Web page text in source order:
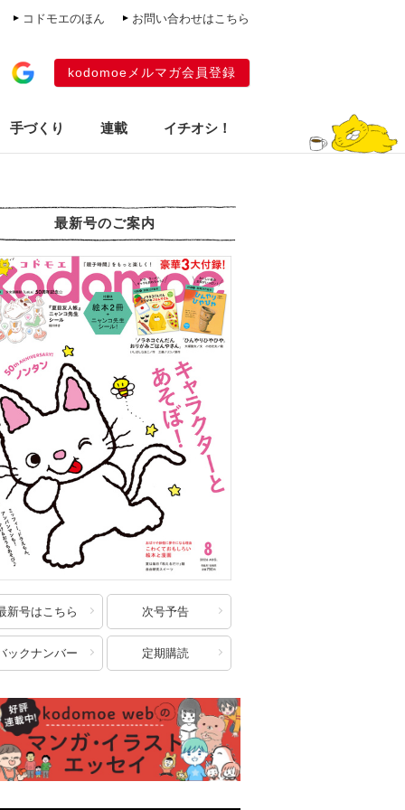
コドモエのほん お問い合わせはこちら
kodomoeメルマガ会員登録
手づくり 連載 イチオシ！
最新号のご案内
新号はこちら 次号予告
ックナンバー 定期購読